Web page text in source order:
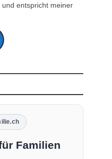
entspricht meiner
Familien